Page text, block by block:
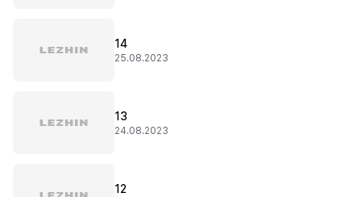
14
25.08.2023
13
24.08.2023
12